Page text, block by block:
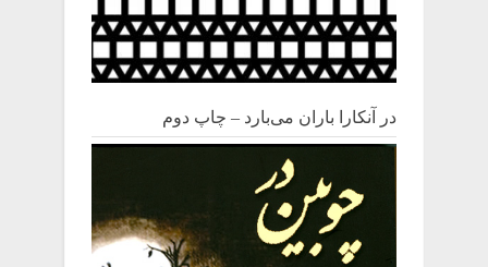
در آنکارا باران می‌بارد – چاپ دوم